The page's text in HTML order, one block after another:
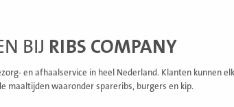
BIJ RIBS COMPANY
en afhaalservice in heel Nederland. Klanten kunnen
maaltijden waaronder spareribs, burgers en kip.